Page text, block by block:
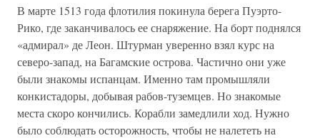
В марте 1513 года флотилия покинула берега Пуэрто-
Рико, где заканчивалось ее снаряжение. На борт поднялся
«адмирал» де Леон. Штурман уверенно взял курс на
северо-запад, на Багамские острова. Частично они уже
были знакомы испанцам. Именно там промышляли
конкистадоры, добывая рабов-туземцев. Но знакомые
места скоро кончились. Корабли замедлили ход. Нужно
было соблюдать осторожность, чтобы не налететь на